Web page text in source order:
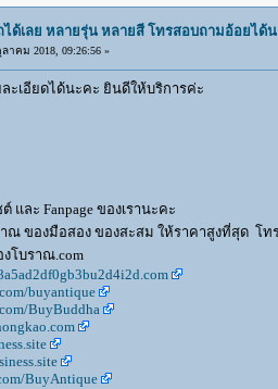
ได้เลย หลายรุ่น หลายสี โทรสอบถามอ้อยได้น
าคม 2018, 09:26:56 »
ะเอียดได้นะคะ ยินดีให้บริการค่ะ
และ Fanpage ของเรานะคะ
ณ ของมือสอง ของสะสม ให้ราคาสูงที่สุด โทร.
โบราณ.com
buyantique
BuyBuddha
BuyAntique